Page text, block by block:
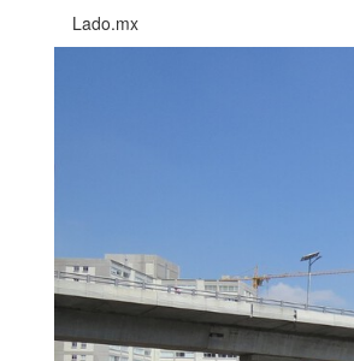
Lado.mx